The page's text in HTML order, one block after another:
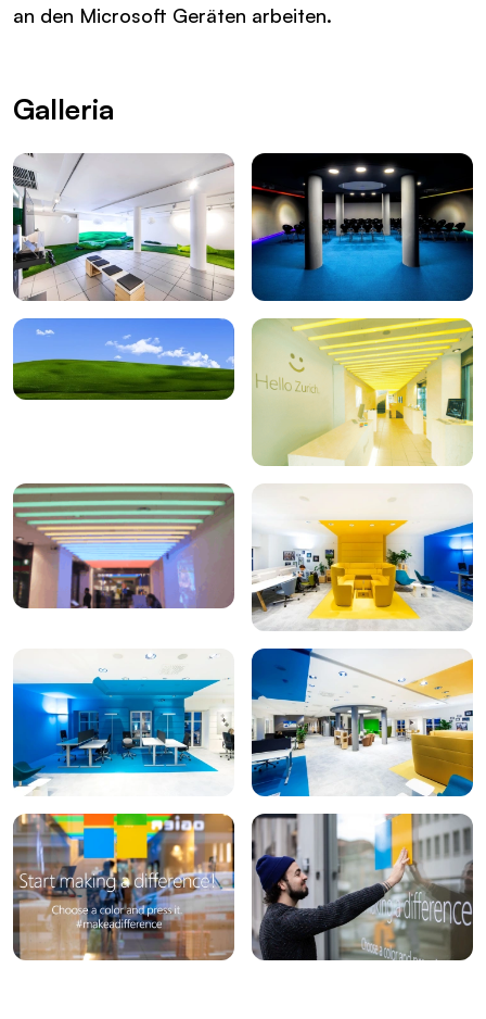
an den Microsoft Geräten arbeiten.
Galleria